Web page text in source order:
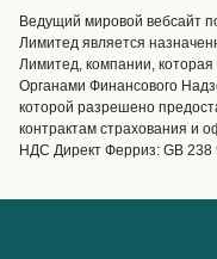
Обслуживание клиентов
Операторы
Маршруты и порты
Special Offers
Предлагает
Паромные билеты
Ведущий мировой вебсайт
Лимитед является
Лимитед, компании,
Органами Финансового
которой разрешено
контрактам страхования и
НДС Директ Ферриз: GB 238